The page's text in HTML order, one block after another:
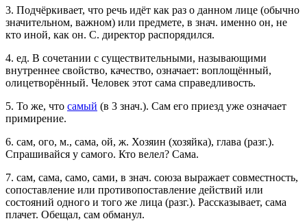
3. Подчёркивает, что речь идёт как раз о данном лице (обычно
значительном, важном) или предмете, в знач. именно он, не
кто иной, как он. С. директор распорядился.
4. ед. В сочетании с существительными, называющими
внутреннее свойство, качество, означает: воплощённый,
олицетворённый. Человек этот сама справедливость.
5. То же, что самый (в 3 знач.). Сам его приезд уже означает
примирение.
6. сам, ого, м., сама, ой, ж. Хозяин (хозяйка), глава (разг.).
Спрашивайся у самого. Кто велел? Сама.
7. сам, сама, само, сами, в знач. союза выражает совместность,
сопоставление или противопоставление действий или
состояний одного и того же лица (разг.). Рассказывает, сама
плачет. Обещал, сам обманул.